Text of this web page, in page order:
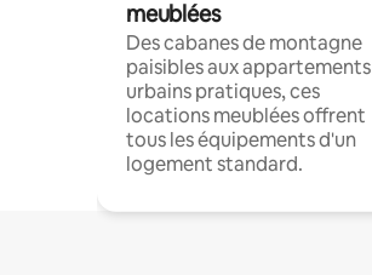
meublées
Des cabanes de montagne
paisibles aux appartements
urbains pratiques, ces
locations meublées offrent
tous les équipements d'un
logement standard.